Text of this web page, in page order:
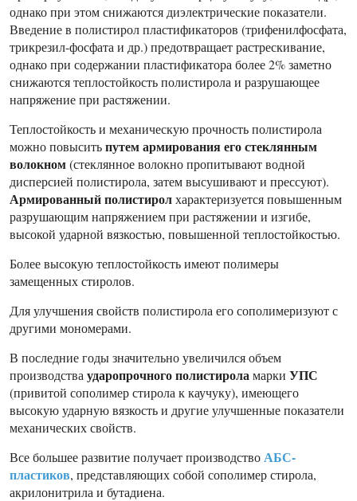
однако при этом снижаются диэлектрические показатели.
Введение в полистирол пластификаторов (трифенилфосфата,
трикрезил-фосфата и др.) предотвращает растрескивание,
однако при содержании пластификатора более 2% заметно
снижаются теплостойкость полистирола и разрушающее
напряжение при растяжении.
Теплостойкость и механическую прочность полистирола
можно повыситьпутем армирования его стеклянным
волокном(стеклянное волокно пропитывают водной
дисперсией полистирола, затем высушивают и прессуют).
Армированный полистиролхарактеризуется повышенным
разрушающим напряжением при растяжении и изгибе,
высокой ударной вязкостью, повышенной теплостойкостью.
Более высокую теплостойкость имеют полимеры
замещенных стиролов.
Для улучшения свойств полистирола его сополимеризуют с
другими мономерами.
В последние годы значительно увеличился объем
производства ударопрочного полистироламарки УПС
(привитой сополимер стирола к каучуку), имеющего
высокую ударную вязкость и другие улучшенные показатели
механических свойств.
Все большее развитие получает производствоАБС-
пластиков, представляющих собой сополимер стирола,
акрилонитрила и бутадиена.